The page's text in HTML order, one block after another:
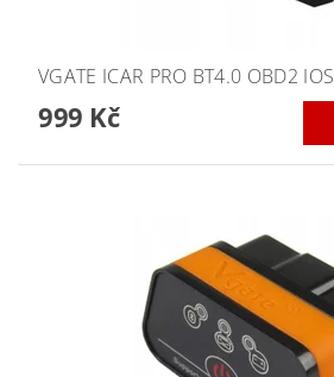
VGATE ICAR PRO BT4.0 OBD2 IOS
999 Kč